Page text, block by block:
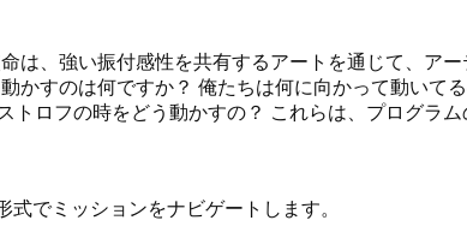
は、強い振付感性を共有するアートを通じて、ア
かすのは何ですか？ 俺たちは何に向かって動いて
トロフの時をどう動かすの？ これらは、プログラム
でミッションをナビゲートします。